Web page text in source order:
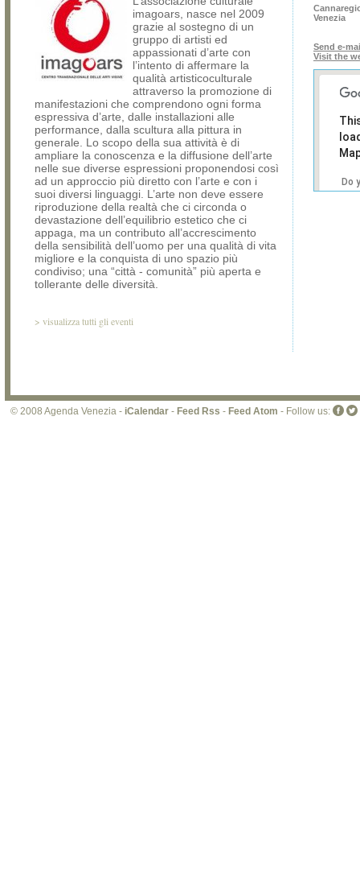
imagoars, nasce nel 2009
grazie al sostegno di un
gruppo di artisti ed
appassionati d’arte con
l’intento di affermare la
qualità artisticoculturale
attraverso la promozione di
manifestazioni che comprendono ogni forma
espressiva d’arte, dalle installazioni alle
performance, dalla scultura alla pittura in
generale. Lo scopo della sua attività è di
ampliare la conoscenza e la diffusione dell’arte
nelle sue diverse espressioni proponendosi così
ad un approccio più diretto con l’arte e con i
suoi diversi linguaggi. L’arte non deve essere
riproduzione della realtà che ci circonda o
devastazione dell’equilibrio estetico che ci
appaga, ma un contributo all’accrescimento
della sensibilità dell’uomo per una qualità di vita
migliore e la conquista di uno spazio più
condiviso; una “città - comunità” più aperta e
tollerante delle diversità.
> visualizza tutti gli eventi
Venezia
Send e-
Visit the
Do
© 2008 Agenda Venezia - iCalendar - Feed Rss - Feed Atom - Follow us: